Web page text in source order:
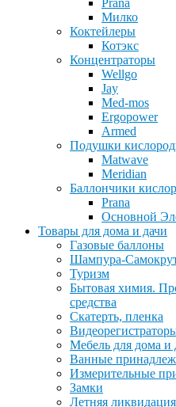
Prana
Милко
Коктейлеры
Котэкс
Концентраторы
Wellgo
Jay
Med-mos
Ergopower
Armed
Подушки
Matwave
Meridian
Баллончики
Prana
Основной
Товары для дома и дачи
Газовые баллоны
Шампура-
Туризм
Бытовая химия.
средства
Скатерть, пленка
Мебель для дома и
Ванные
Измерительные
Замки
Летняя ликвидация